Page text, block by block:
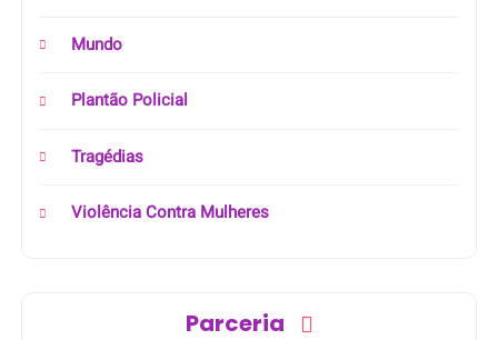
Mundo
Plantão Policial
Tragédias
Violência Contra Mulheres
Parceria